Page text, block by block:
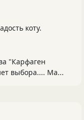
коту.
"Карфаген
выбора.... Ма...